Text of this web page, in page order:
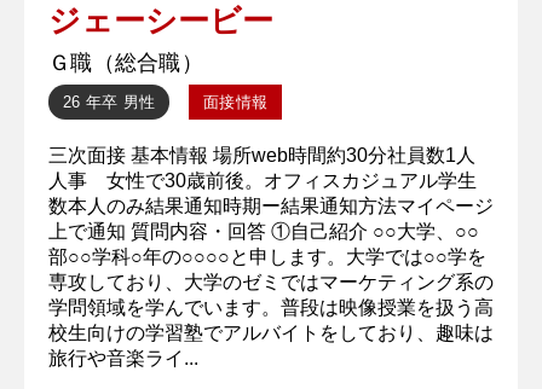
ジェーシービー
Ｇ職（総合職）
26 年卒 男性 面接情報
三次面接 基本情報 場所web時間約30分社員数1人
人事 女性で30歳前後。オフィスカジュアル学生
数本人のみ結果通知時期ー結果通知方法マイページ
上で通知 質問内容・回答 ①自己紹介 ○○大学、○○
部○○学科○年の○○○○と申します。大学では○○学を
専攻しており、大学のゼミではマーケティング系の
学問領域を学んでいます。普段は映像授業を扱う高
校生向けの学習塾でアルバイトをしており、趣味は
旅行や音楽ライ...